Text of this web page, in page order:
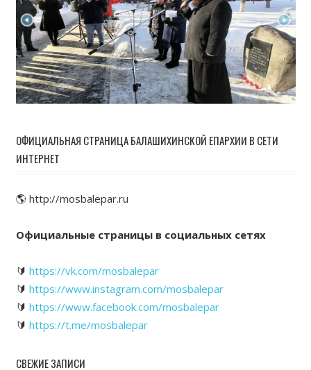
ОФИЦИАЛЬНАЯ СТРАНИЦА БАЛАШИХИНСКОЙ ЕПАРХИИ В СЕТИ
ИНТЕРНЕТ
🌎 http://mosbalepar.ru
Официальные страницы в социальных сетях
🔰 https://vk.com/mosbalepar
🔰 https://www.instagram.com/mosbalepar
🔰 https://www.facebook.com/mosbalepar
🔰 https://t.me/mosbalepar
СВЕЖИЕ ЗАПИСИ